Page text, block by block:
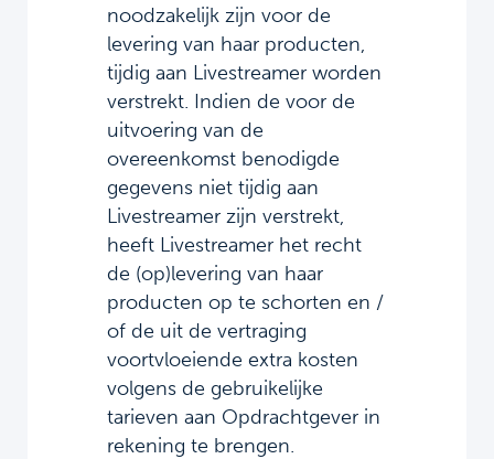
noodzakelijk zijn voor de
levering van haar producten,
tijdig aan Livestreamer worden
verstrekt. Indien de voor de
uitvoering van de
overeenkomst benodigde
gegevens niet tijdig aan
Livestreamer zijn verstrekt,
heeft Livestreamer het recht
de (op)levering van haar
producten op te schorten en /
of de uit de vertraging
voortvloeiende extra kosten
volgens de gebruikelijke
tarieven aan Opdrachtgever in
rekening te brengen.